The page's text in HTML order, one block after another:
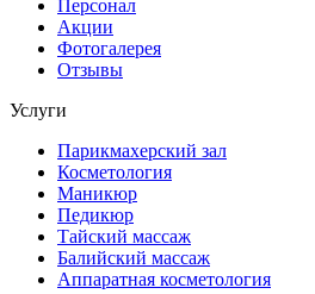
Персонал
Акции
Фотогалерея
Отзывы
Услуги
Парикмахерский зал
Косметология
Маникюр
Педикюр
Тайский массаж
Балийский массаж
Аппаратная косметология